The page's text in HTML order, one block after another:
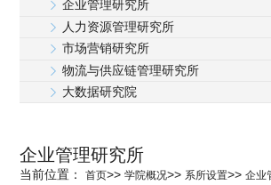
交流合作
企业管理研究所
人力资源管理研究所
市场营销研究所
物流与供应链管理研究所
大数据研究院
企业管理研究所
当前位置：首页>> 学院概况>> 系所设置>> 企业